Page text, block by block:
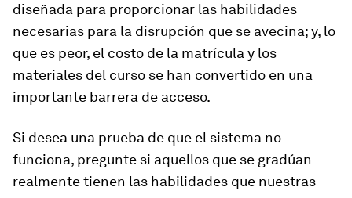
diseñada para proporcionar las habilidades
necesarias para la disrupción que se avecina; y, lo
que es peor, el costo de la matrícula y los
materiales del curso se han convertido en una
importante barrera de acceso.
Si desea una prueba de que el sistema no
funciona, pregunte si aquellos que se gradúan
realmente tienen las habilidades que nuestras